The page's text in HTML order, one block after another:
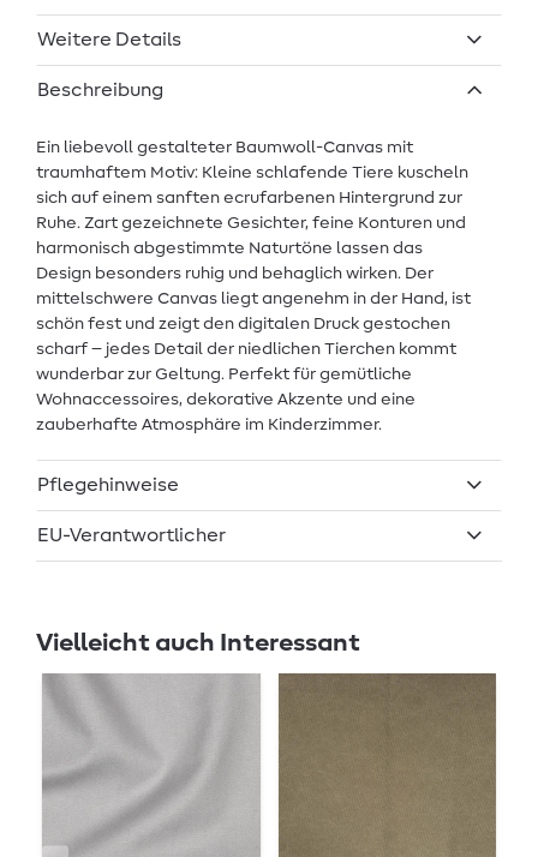
Weitere Details
Beschreibung
Ein liebevoll gestalteter Baumwoll-Canvas mit
traumhaftem Motiv: Kleine schlafende Tiere kuscheln
sich auf einem sanften ecrufarbenen Hintergrund zur
Ruhe. Zart gezeichnete Gesichter, feine Konturen und
harmonisch abgestimmte Naturtöne lassen das
Design besonders ruhig und behaglich wirken. Der
mittelschwere Canvas liegt angenehm in der Hand, ist
schön fest und zeigt den digitalen Druck gestochen
scharf – jedes Detail der niedlichen Tierchen kommt
wunderbar zur Geltung. Perfekt für gemütliche
Wohnaccessoires, dekorative Akzente und eine
zauberhafte Atmosphäre im Kinderzimmer.
Pflegehinweise
EU-Verantwortlicher
Vielleicht auch Interessant